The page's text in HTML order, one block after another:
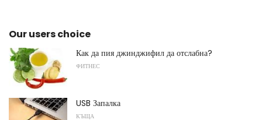
Our users choice
Как да пия джинджифил да отслабна?
ФИТНЕС
USB Запалка
КЪЩА